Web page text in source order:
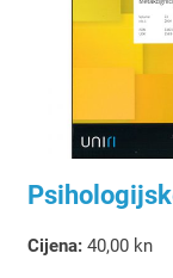
Cijena:40,00 kn